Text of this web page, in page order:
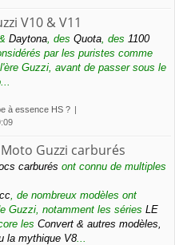
V10 & V11
Daytona , des Quota , des 1100
par les puristes comme
Guzzi, avant de passer sous le
à essence HS ?
Guzzi carburés
carburés ont connu de multiples
, de nombreux modèles ont
Guzzi, notamment les séries LE
les Convert & autres modèles,
la mythique V8...